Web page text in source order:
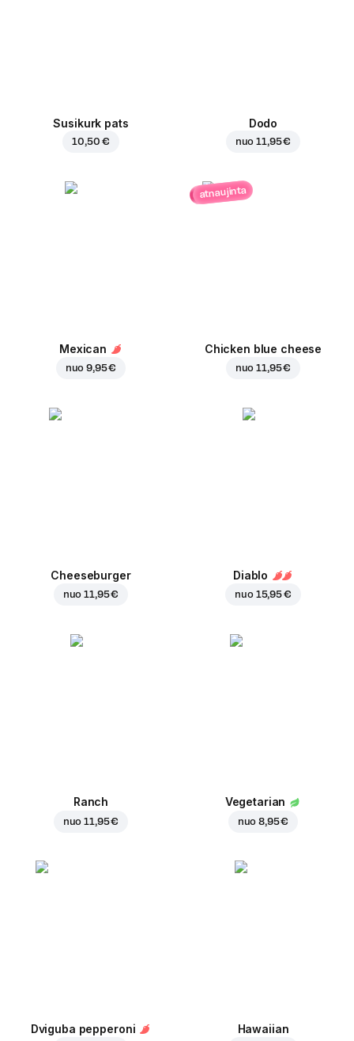
Susikurk pats
10,50 €
Dodo
nuo11,95 €
Mexican
nuo9,95 €
atnaujinta
Chicken blue cheese
nuo11,95 €
Cheeseburger
nuo11,95 €
Diablo
nuo 15,95 €
Ranch
nuo11,95 €
Vegetarian
nuo8,95 €
Dviguba pepperoni Hawaiian